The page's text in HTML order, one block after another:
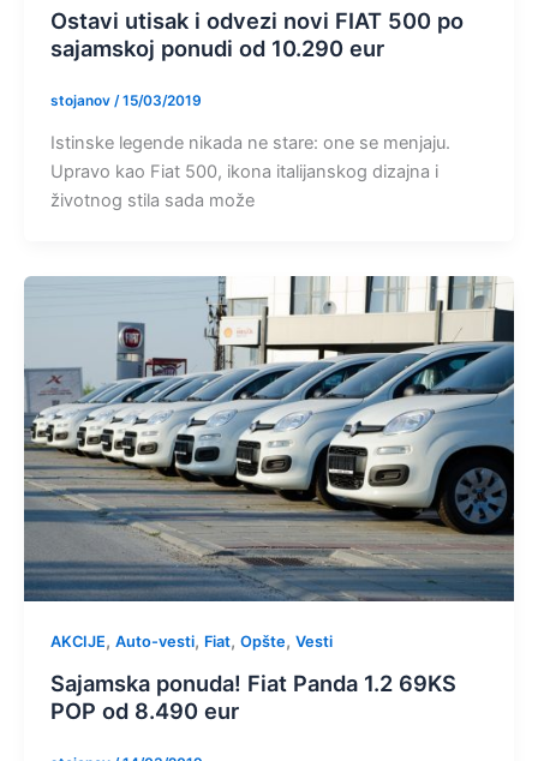
Ostavi utisak i odvezi novi FIAT 500 po
sajamskoj ponudi od 10.290 eur
stojanov /15/03/2019
Istinske legende nikada ne stare: one se menjaju.
Upravo kao Fiat 500, ikona italijanskog dizajna i
životnog stila sada može
AKCIJE, Auto-vesti, Fiat, Opšte, Vesti
Sajamska ponuda! Fiat Panda 1.2 69KS
POP od 8.490 eur